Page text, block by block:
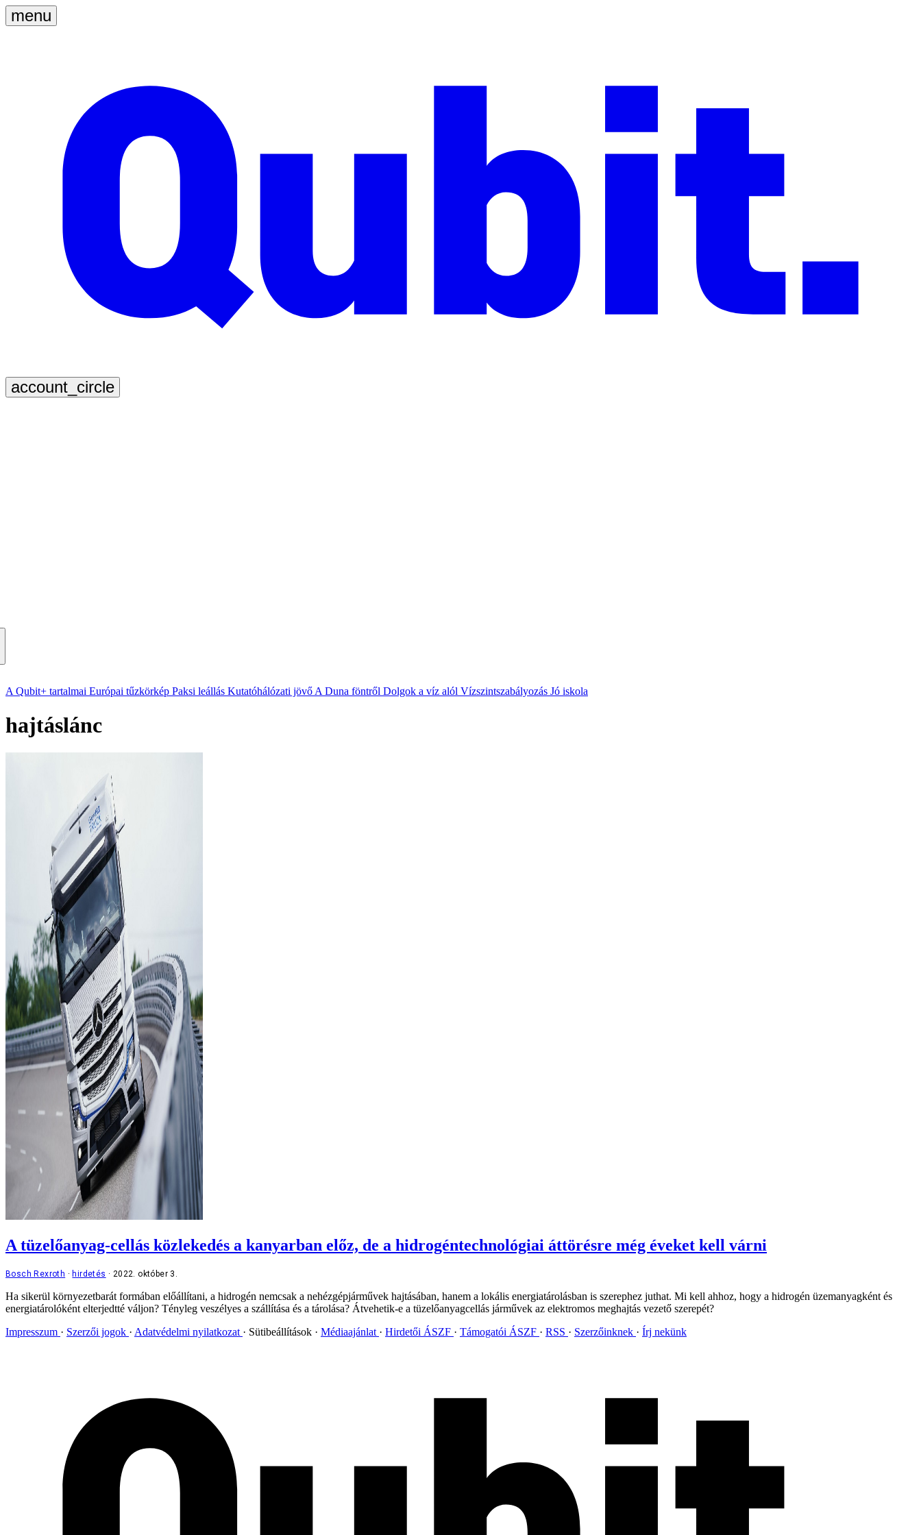
A Qubit+ tartalmai Európai tűzkörkép Paksi leállás Kutatóhálózati jövő A Duna föntről Dolgok a víz alól Vízszintszabályozás Jó iskola
hajtáslánc
A tüzelőanyag-cellás közlekedés a kanyarban előz, de a hidrogéntechnológiai áttörésre még éveket kell várni
Bosch Rexroth hirdetés 2022. október 3.
Ha sikerül környezetbarát formában előállítani, a hidrogén nemcsak a nehézgépjárművek hajtásában, hanem a lokális energiatárolásban is szerephez juthat. Mi kell ahhoz, hogy a hidrogén üzemanyagként és
energiatárolóként elterjedtté váljon? Tényleg veszélyes a szállítása és a tárolása? Átvehetik-e a tüzelőanyagcellás járművek az elektromos meghajtás vezető szerepét?
Impresszum
Szerzői jogok Adatvédelmi nyilatkozat Sütibeállítások Médiaajánlat Hirdetői ÁSZF Támogatói ÁSZF RSS Szerzőinknek Írj nekünk